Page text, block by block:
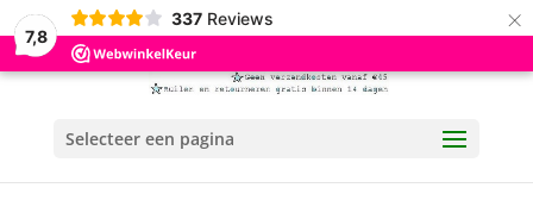
7,8
337 Reviews ×
Selecteer een pagina